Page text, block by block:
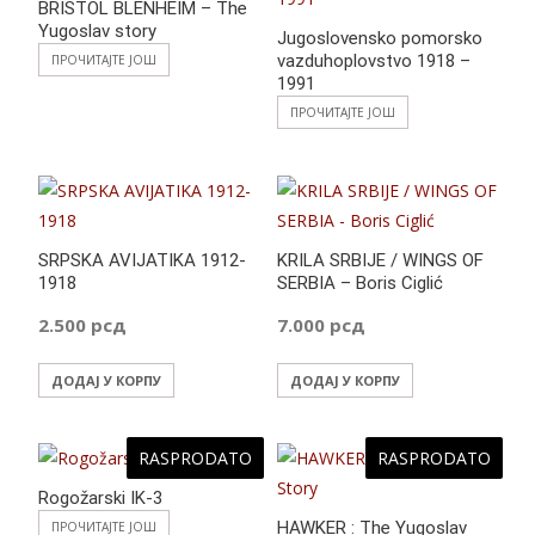
BRISTOL BLENHEIM – The
Yugoslav story
ПРОЧИТАЈТЕ ЈОШ
Jugoslovensko pomorsko
vazduhoplovstvo 1918 –
1991
ПРОЧИТАЈТЕ ЈОШ
SRPSKA AVIJATIKA 1912-
1918
2.500 рсд
ДОДАЈ У КОРПУ
KRILA SRBIJE / WINGS OF
SERBIA – Boris Ciglić
7.000 рсд
ДОДАЈ У КОРПУ
RASPRODATO
Rogožarski IK-3
ПРОЧИТАЈТЕ ЈОШ
RASPRODATO
HAWKER : The Yugoslav